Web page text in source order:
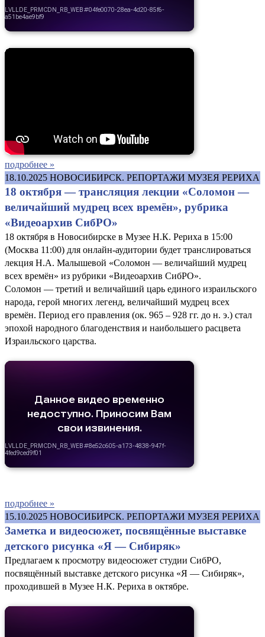
подробнее »
18.10.2025 НОВОСИБИРСК. РЕПОРТАЖИ МУЗЕЯ РЕРИХА
18 октября — трансляция лекции «Соломон —
величайший мудрец всех времён», рубрика
«Видеоархив СибРО»
18 октября в Новосибирске в Музее Н.К. Рериха в 15:00
(Москва 11:00) для онлайн-аудитории будет транслироваться
лекция Н.А. Малышевой «Соломон — величайший мудрец
всех времён» из рубрики «Видеоархив СибРО».
Соломон — третий и величайший царь единого израильского
народа, герой многих легенд, величайший мудрец всех
времён. Период его правления (ок. 965 – 928 гг. до н. э.) стал
эпохой народного благоденствия и наибольшего расцвета
Израильского царства.
подробнее »
15.10.2025 НОВОСИБИРСК. РЕПОРТАЖИ МУЗЕЯ РЕРИХА
Заметка и видеосюжет, посвящённые выставке
детского рисунка «Я — Сибиряк»
Предлагаем к просмотру видеосюжет студии СибРО,
посвящённый выставке детского рисунка «Я — Сибиряк»,
проходившей в Музее Н.К. Рериха в октябре.